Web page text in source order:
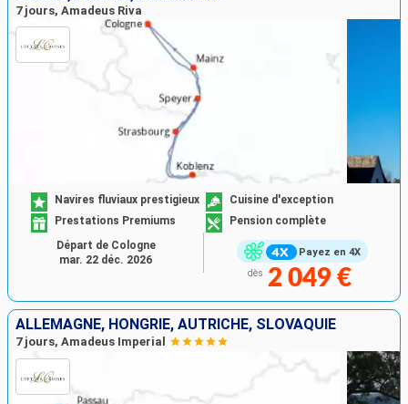
7 jours, Amadeus Riva
Payez en 4X
Navires fluviaux prestigieux
Cuisine d'exception
Prestations Premiums
Pension complète
dès 2 049 €
Départ de Cologne
mar. 22 déc. 2026
ALLEMAGNE, HONGRIE, AUTRICHE, SLOVAQUIE
7 jours, Amadeus Imperial